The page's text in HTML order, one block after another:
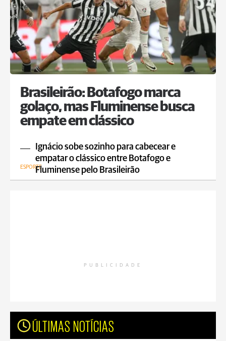
Brasileirão: Botafogo marca
golaço, mas Fluminense busca
empate em clássico
Ignácio sobe sozinho para cabecear e
empatar o clássico entre Botafogo e
Fluminense pelo Brasileirão
ESPORTE
PUBLICIDADE
ÚLTIMAS NOTÍCIAS